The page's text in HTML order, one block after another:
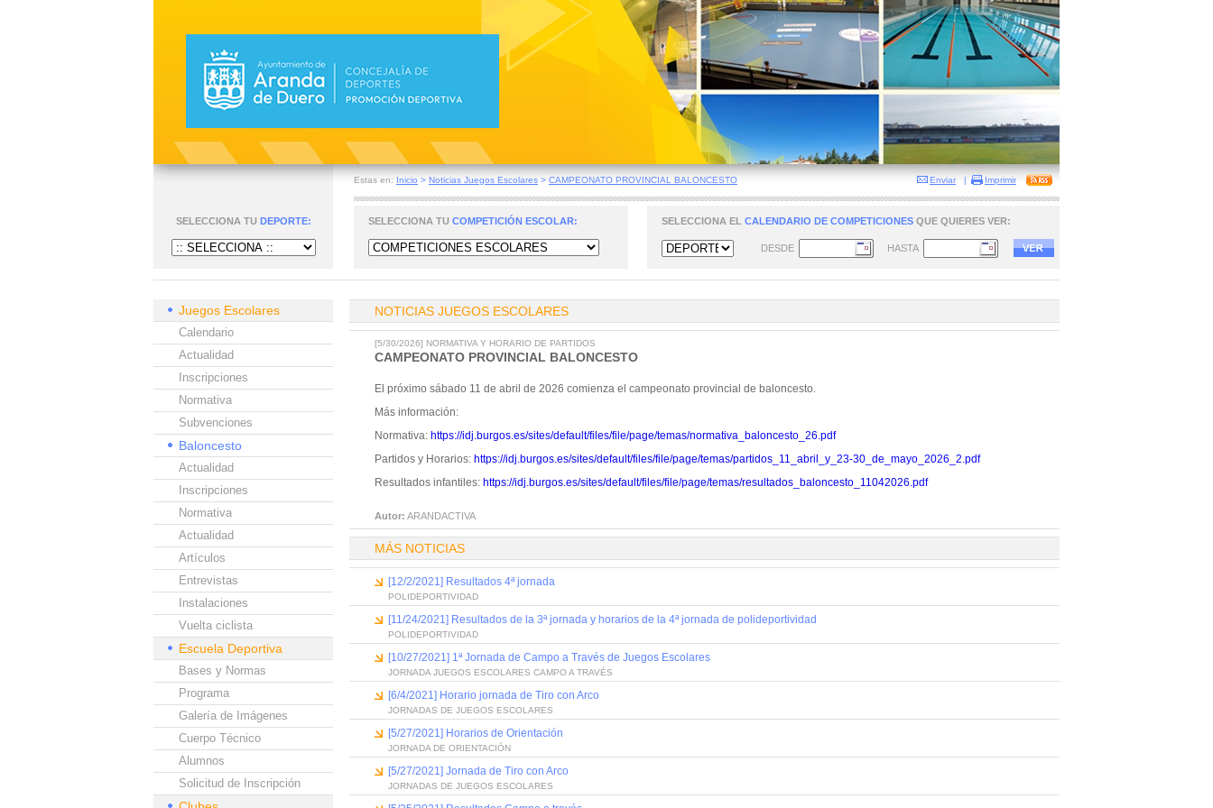
Estas en: Inicio > Noticias Juegos Escolares > CAMPEONATO PROVINCIAL BALONCESTO Enviar | Imprimir
SELECCIONA TU DEPORTE: SELECCIONA TU COMPETICIÓN ESCOLAR: SELECCIONA EL CALENDARIO DE COMPETICIONES QUE QUIERES VER:
DESDE HASTA
Juegos Escolares
Calendario
Actualidad
Inscripciones
Normativa
Subvenciones
Baloncesto
Actualidad
Inscripciones
Normativa
Actualidad
Artículos
Entrevistas
Instalaciones
Vuelta ciclista
Escuela Deportiva
Bases y Normas
Programa
Galería de Imágenes
Cuerpo Técnico
Alumnos
Solicitud de Inscripción
NOTICIAS JUEGOS ESCOLARES
[5/30/2026] NORMATIVA Y HORARIO DE PARTIDOS
CAMPEONATO PROVINCIAL BALONCESTO
El próximo sábado 11 de abril de 2026 comienza el campeonato provincial de baloncesto.
Más información:
Normativa: https://idj.burgos.es/sites/default/files/file/page/temas/normativa_baloncesto_26.pdf
Partidos y Horarios: https://idj.burgos.es/sites/default/files/file/page/temas/partidos_11_abril_y_23-30_de_mayo_2026_2.pdf
Resultados infantiles: https://idj.burgos.es/sites/default/files/file/page/temas/resultados_baloncesto_11042026.pdf
Autor: ARANDACTIVA
MÁS NOTICIAS
[12/2/2021] Resultados 4ª jornada
POLIDEPORTIVIDAD
[11/24/2021] Resultados de la 3ª jornada y horarios de la 4ª jornada de polideportividad
POLIDEPORTIVIDAD
[10/27/2021] 1ª Jornada de Campo a Través de Juegos Escolares
JORNADA JUEGOS ESCOLARES CAMPO A TRAVÉS
[6/4/2021] Horario jornada de Tiro con Arco
JORNADAS DE JUEGOS ESCOLARES
[5/27/2021] Horarios de Orientación
JORNADA DE ORIENTACIÓN
[5/27/2021] Jornada de Tiro con Arco
JORNADAS DE JUEGOS ESCOLARES